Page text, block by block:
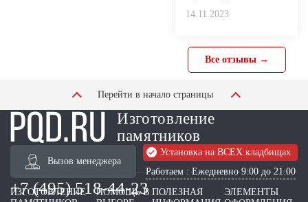
14.11.2023
Все отзывы →
Перейти в начало страницы
Изготовление
памятников
Вызов менеджера
Установка на ВСЕХ кладбищах
Работаем : Ежедневно 9:00 до 21:00
+7 (495) 518-44-23
ИЗГОТОВЛЕНИЕ
ПОМОЩЬ В ПОЛЕЗНАЯ
ЭЛЕМЕНТЫ